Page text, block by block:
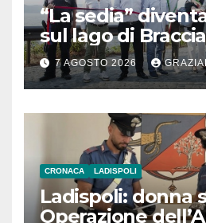
“La sedia”
sul lago di
l’inaugurazione
7 AGOSTO 2026
CRONACA LADISPOLI
Ladispoli: donna
Operazione